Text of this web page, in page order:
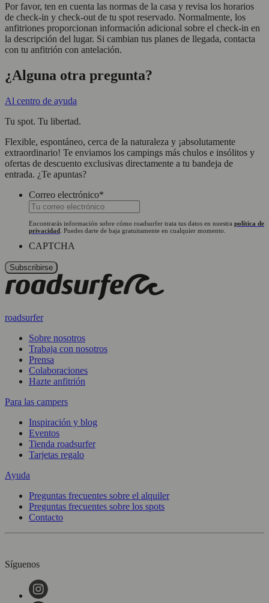
Por favor, ten en cuenta las normas de la casa y revisa los horarios
de check-in y check-out de tu spot reservado. Normalmente, los
anfitriones proporcionan información adicional sobre el check-in en
la descripción del lugar. Si cambian tus planes de llegada, contacta
con tu anfitrión con antelación.
¿Alguna otra pregunta?
Al centro de ayuda
Tu spot. Tu libertad.
Flexible, espontáneo, cerca de la naturaleza y ¡absolutamente
extraordinario! Te enviamos los campings más chulos e insólitos y
ofertas de descuento exclusivas directamente a tu bandeja de
entrada. ¿Te apuntas?
Correo electrónico*
Encontrarás información sobre cómo roadsurfer trata tus datos en nuestra política de
privacidad . Puedes darte de baja gratuitamente en cualquier momento.
CAPTCHA
roadsurfer
Sobre nosotros
Trabaja con nosotros
Prensa
Colaboraciones
Hazte anfitrión
Para las campers
Inspiración y blog
Eventos
Tienda roadsurfer
Tarjetas regalo
Ayuda
Preguntas frecuentes sobre el alquiler
Preguntas frecuentes sobre los spots
Contacto
Síguenos